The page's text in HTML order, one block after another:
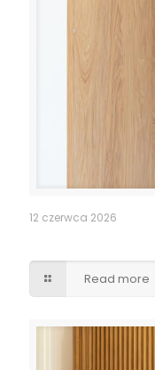
12 czerwca 2026
Read more